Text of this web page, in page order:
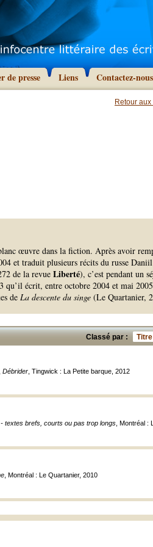
de presse Liens Contactez-nous
Retour
œuvre dans la fiction. Après avoir
et traduit plusieurs récits du russe
de la revue Liberté), c’est pendant un
écrit, entre octobre 2004 et mai
de La descente du singe (Le Quartanier,
Classé par : Titre
Débrider , Tingwick : La Petite barque, 2012
textes brefs, courts ou pas trop longs , Montréal :
, Montréal : Le Quartanier, 2010